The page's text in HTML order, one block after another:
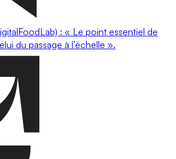
: « Le point essentiel de
du passage à l’échelle ».